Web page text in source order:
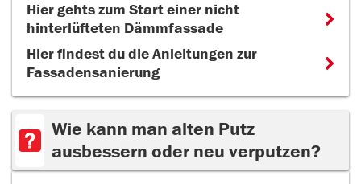
Hier gehts zum Start einer nicht
hinterlüfteten Dämmfassade
Hier findest du die Anleitungen zur
Fassadensanierung
Wie kann man alten Putz
ausbessern oder neu verputzen?